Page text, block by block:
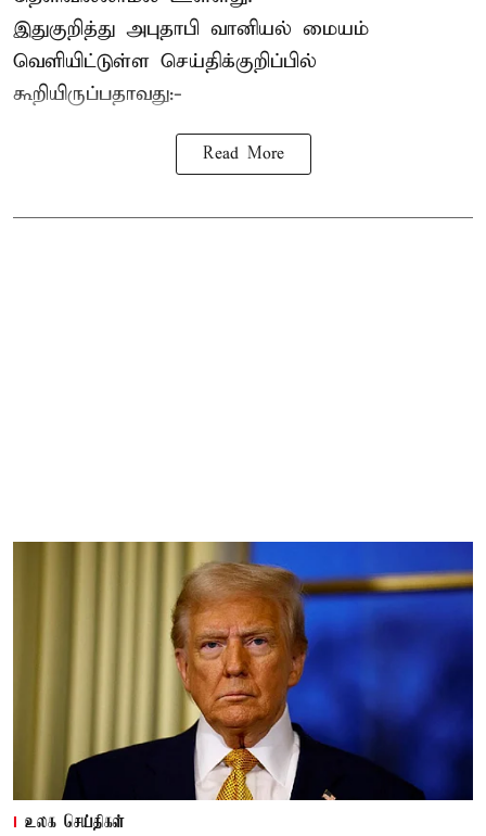
இதுகுறித்து அபுதாபி வானியல் மையம்
வெளியிட்டுள்ள செய்திக்குறிப்பில்
கூறியிருப்பதாவது:-
Read More
உலக செய்திகள்